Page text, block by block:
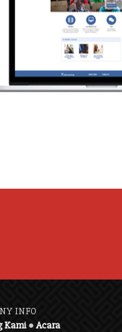
INFO
Kami●Acara